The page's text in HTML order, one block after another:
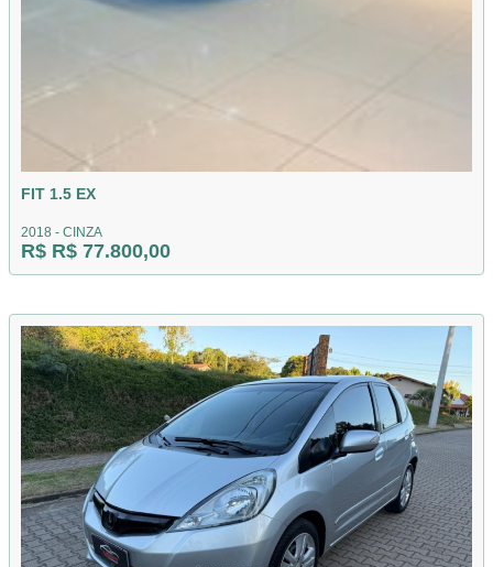
FIT 1.5 EX
2018 - CINZA
R$ R$ 77.800,00